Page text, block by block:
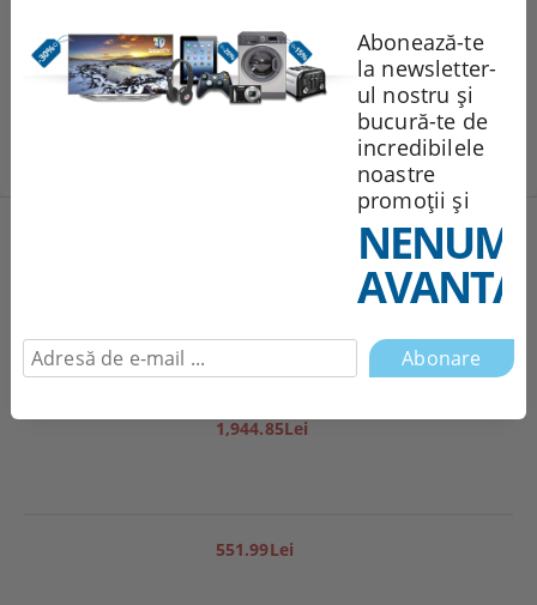
Comentarii
1,944.85Lei
551.99Lei
Abonează-te
la newsletter-
ul nostru și
bucură-te de
incredibilele
noastre
promoții și